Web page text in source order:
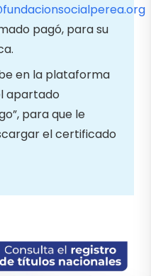
pagó, para su
en la plataforma
apartado
para que le
el certificado